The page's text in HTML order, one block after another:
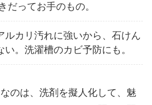
だってお手のもの。
ルカリ汚れに強いから、石けん
い。洗濯槽のカビ予防にも。
のは、洗剤を擬人化して、魅